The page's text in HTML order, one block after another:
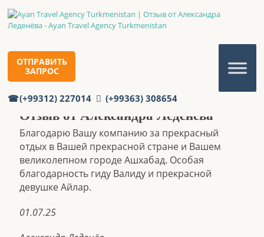
(+99312) 227014 (+99363) 308654
ОТПРАВИТЬ
ЗАПРОС
ОТЗЫВ ОТ АЛЕКСАНДРА
Главная Отзывы
Отзыв от Александра Леденёва
Отзыв от Александра Леденёва
Благодарю Вашу компанию за прекрасный
отдых в Вашей прекрасной стране и Вашем
великолепном городе Ашхабад. Особая
благодарность гиду Валиду и прекрасной
девушке Айлар.
01.07.25